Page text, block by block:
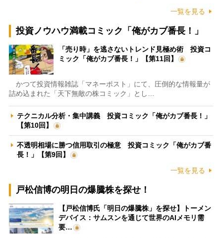
一覧を見る
投資ノウハウ満載コミック「俺がカブ番長！」
「売り時」を逃さないトレンド見極め術 投資コ
ミック「俺がカブ番長！」【第11回】
かつて投資情報雑誌「マネーポスト」にて、圧倒的な情報量が
詰め込まれた「天下無敵の株コミック」とし…
テクニカル分析・集中講義 投資コミック「俺がカブ番長！」
【第10回】
不透明相場に勝つ信用取引の極意 投資コミック「俺がカブ番
長！」【第9回】
一覧を見る
戸松信博の明日の爆騰株を探せ！
【戸松信博氏「明日の爆騰株」を探せ】トーメン
デバイス：サムスンを通じて世界のAIメモリ需
要…